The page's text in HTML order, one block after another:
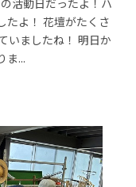
たよ！ 花壇がたくさ
いましたね！ 明日か
ま...